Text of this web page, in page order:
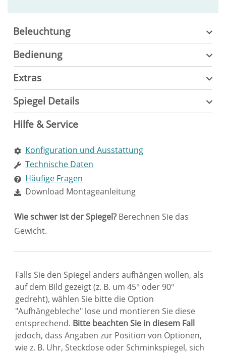
Falls Sie den Spiegel anders aufhängen wollen, als
auf dem Bild gezeigt (z. B. um 45° oder 90°
gedreht), wählen Sie bitte die Option
"Aufhängebleche" lose und montieren Sie diese
entsprechend. Bitte beachten Sie in diesem Fall
jedoch, dass Angaben zur Position von Optionen,
wie z. B. Uhr, Steckdose oder Schminkspiegel, sich
Beleuchtung
Bedienung
Extras
Spiegel Details
Hilfe & Service
Konfiguration und Ausstattung
Technische Daten
Häufige Fragen
Download Montageanleitung
Wie schwer ist der Spiegel? Berechnen Sie das
Gewicht.